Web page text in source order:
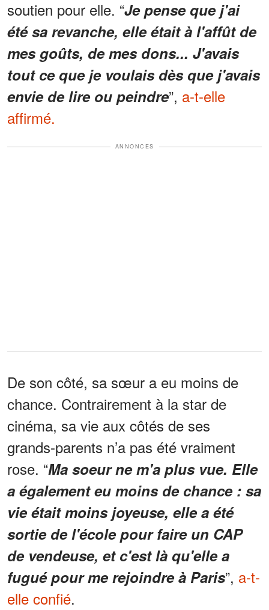
soutien pour elle. “Je pense que j'ai
été sa revanche, elle était à l'affût de
mes goûts, de mes dons... J'avais
tout ce que je voulais dès que j'avais
envie de lire ou peindre”, a-t-elle
affirmé.
ANNONCES
De son côté, sa sœur a eu moins de
chance. Contrairement à la star de
cinéma, sa vie aux côtés de ses
grands-parents n’a pas été vraiment
rose. “Ma soeur ne m'a plus vue. Elle
a également eu moins de chance : sa
vie était moins joyeuse, elle a été
sortie de l'école pour faire un CAP
de vendeuse, et c'est là qu'elle a
fugué pour me rejoindre à Paris”, a-t-
elle confié.